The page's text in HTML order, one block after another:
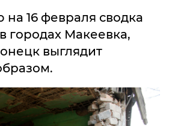
на 16 февраля сводка
городах Макеевка,
выглядит